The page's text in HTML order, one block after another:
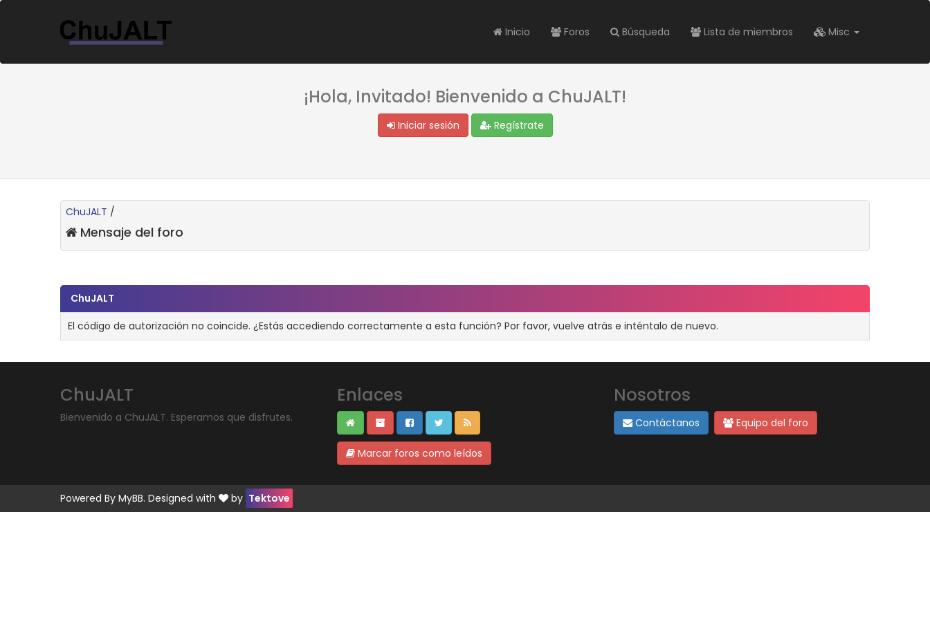
Inicio Foros Búsqueda Lista de miembros Misc
¡Hola, Invitado! Bienvenido a ChuJALT!
Iniciar sesión Regístrate
ChuJALT /
Mensaje del foro
ChuJALT
El código de autorización no coincide. ¿Estás accediendo correctamente a esta función? Por favor, vuelve atrás e inténtalo de nuevo.
ChuJALT
Bienvenido a ChuJALT. Esperamos que disfrutes.
Enlaces
Marcar foros como leídos
Nosotros
Contáctanos Equipo del foro
Powered By MyBB. Designed with by Tektove